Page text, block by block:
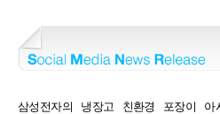
삼성전자의 냉장고 친환경 포장이